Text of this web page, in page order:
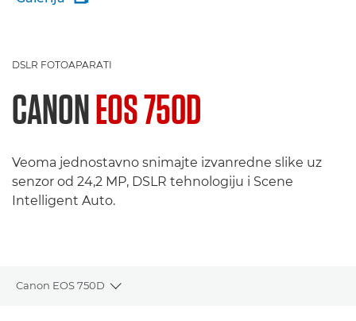
DSLR FOTOAPARATI
CANONEOS 750D
Veoma jednostavno snimajte izvanredne slike uz
senzor od 24,2 MP, DSLR tehnologiju i Scene
Intelligent Auto.
Canon EOS 750D
Toggle breadcrumbs